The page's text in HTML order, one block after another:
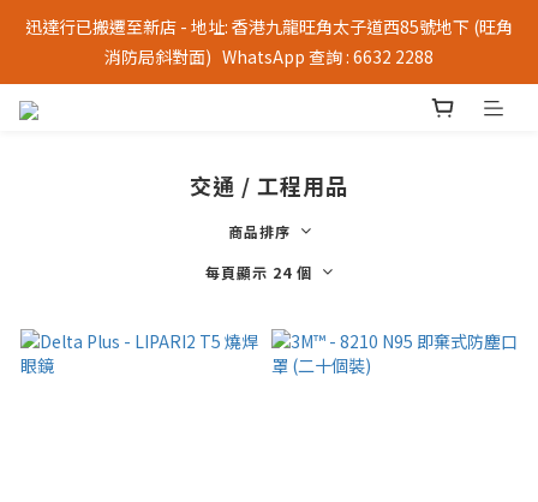
迅達行已搬遷至新店 - 地址: 香港九龍旺角太子道西85號地下 (旺角
消防局斜對面)   WhatsApp 查詢 : 6632 2288
交通 / 工程用品
商品排序
每頁顯示 24 個